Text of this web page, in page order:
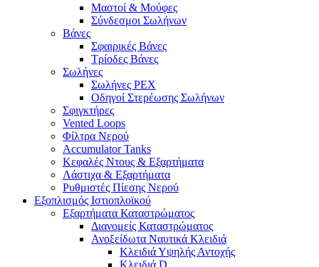
Μαστοί & Μούφες
Σύνδεσμοι Σωλήνων
Βάνες
Σφαιρικές Βάνες
Τρίοδες Βάνες
Σωλήνες
Σωλήνες PEX
Οδηγοί Στερέωσης Σωλήνων
Σφιγκτήρες
Vented Loops
Φίλτρα Νερού
Accumulator Tanks
Κεφαλές Ντους & Εξαρτήματα
Λάστιχα & Εξαρτήματα
Ρυθμιστές Πίεσης Νερού
Εξοπλισμός Ιστιοπλοϊκού
Εξαρτήματα Καταστρώματος
Διανομείς Καταστρώματος
Ανοξείδωτα Ναυτικά Κλειδιά
Κλειδιά Υψηλής Αντοχής
Κλειδιά D